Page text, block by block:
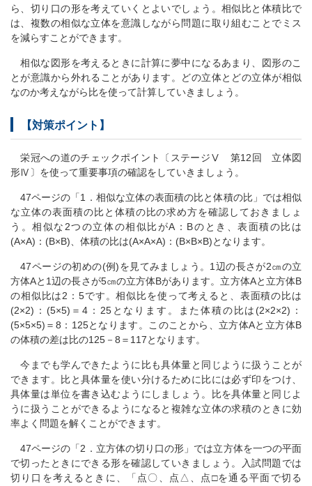
ら、切り口の形を考えていくとよいでしょう。相似比と体積比で
は、複数の相似な立体を意識しながら問題に取り組むことでミス
を減らすことができます。
相似な図形を考えるときに計算に夢中になるあまり、図形のこ
とが意識から外れることがあります。どの立体とどの立体が相似
なのか考えながら比を使って計算していきましょう。
【対策ポイント】
栄冠への道のチェックポイント〔ステージⅤ 第12回 立体図
形Ⅳ〕を使って重要事項の確認をしていきましょう。
47ページの「1．相似な立体の表面積の比と体積の比」では相似
な立体の表面積の比と体積の比の求め方を確認しておきましょ
う。相似な2つの立体の相似比がA：Bのとき、表面積の比は
(A×A)：(B×B)、体積の比は(A×A×A)：(B×B×B)となります。
47ページの初めの(例)を見てみましょう。1辺の長さが2㎝の立
方体Aと1辺の長さが5㎝の立方体Bがあります。立方体Aと立方体B
の相似比は2：5です。相似比を使って考えると、表面積の比は
(2×2)：(5×5)＝4：25となります。また体積の比は(2×2×2)：
(5×5×5)＝8：125となります。このことから、立方体Aと立方体B
の体積の差は比の125－8＝117となります。
今までも学んできたように比も具体量と同じように扱うことが
できます。比と具体量を使い分けるために比には必ず印をつけ、
具体量は単位を書き込むようにしましょう。比を具体量と同じよ
うに扱うことができるようになると複雑な立体の求積のときに効
率よく問題を解くことができます。
47ページの「2．立方体の切り口の形」では立方体を一つの平面
で切ったときにできる形を確認していきましょう。入試問題では
切り口を考えるときに、「点〇、点△、点□を通る平面で切る